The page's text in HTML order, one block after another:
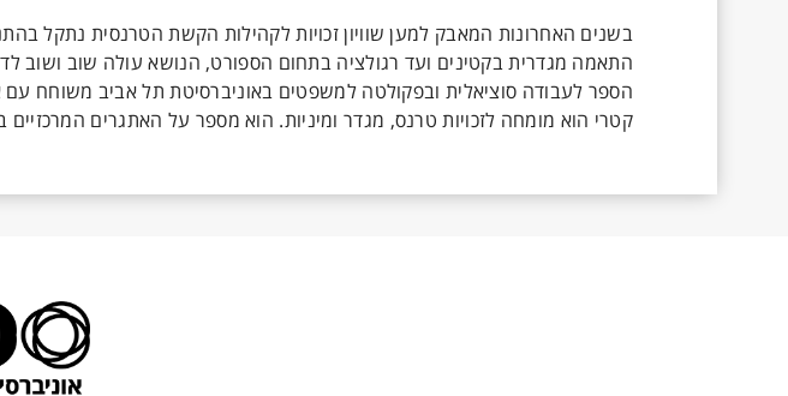
בשנים האחרונות המאבק למען שוויון זכויות לקהילות הקשת הטרנסית נתקל
התאמה מגדרית בקטינים ועד רגולציה בתחום הספורט, הנושא עולה שוב ושוב
הספר לעבודה סוציאלית ובפקולטה למשפטים באוניברסיטת תל אביב משוחח עם
קטרי הוא מומחה לזכויות טרנס, מגדר ומיניות. הוא מספר על האתגרים